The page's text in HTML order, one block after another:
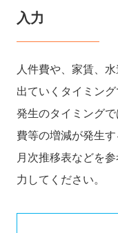
入力
人件費や、家賃、
出ていくタイミング
発生のタイミング
費等の増減が発生
月次推移表などを
力してください。